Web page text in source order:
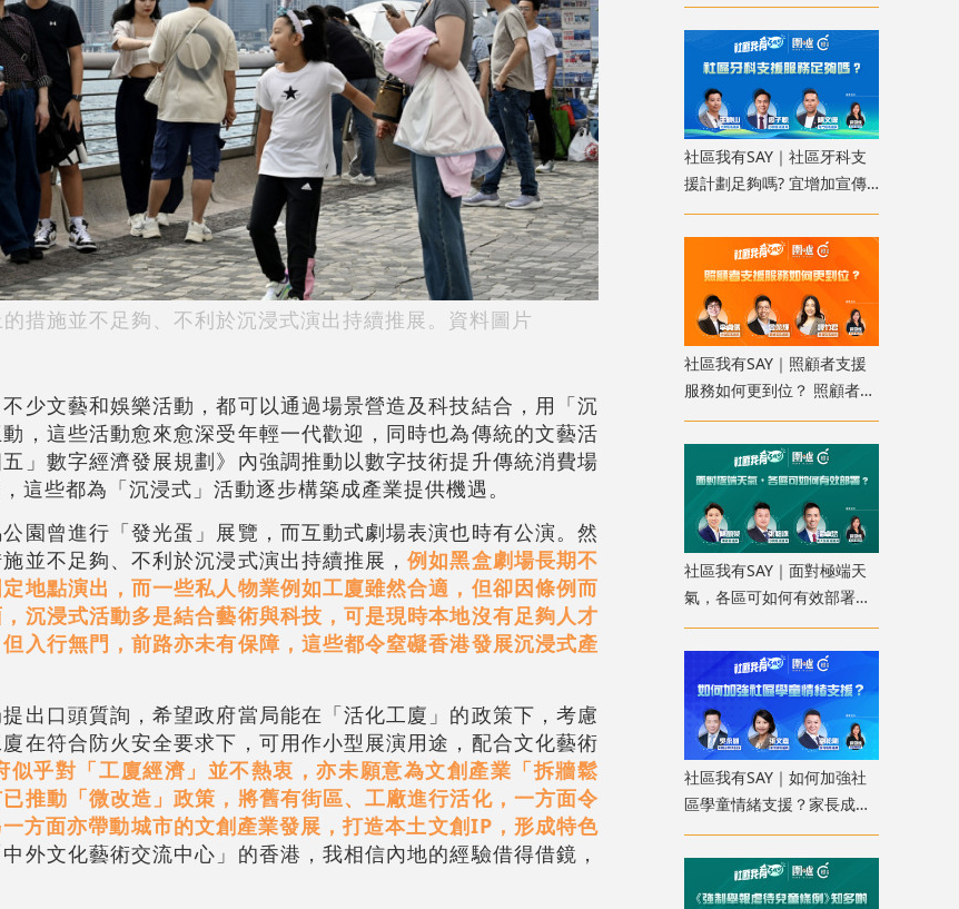
措施並不足夠、不利於沉浸式演出持續推展。資料圖片
少文藝和娛樂活動，都可以通過場景營造及科技結合，用「沉
，這些活動愈來愈深受年輕一代歡迎，同時也為傳統的文藝活
」數字經濟發展規劃》內強調推動以數字技術提升傳統消費場
這些都為「沉浸式」活動逐步構築成產業提供機遇。
園曾進行「發光蛋」展覽，而互動式劇場表演也時有公演。然
並不足夠、不利於沉浸式演出持續推展，例如黑盒劇場長期不
地點演出，而一些私人物業例如工廈雖然合適，但卻因條例而
沉浸式活動多是結合藝術與科技，可是現時本地沒有足夠人才
入行無門，前路亦未有保障，這些都令窒礙香港發展沉浸式產
出口頭質詢，希望政府當局能在「活化工廈」的政策下，考慮
在符合防火安全要求下，可用作小型展演用途，配合文化藝術
似乎對「工廈經濟」並不熱衷，亦未願意為文創產業「拆牆鬆
推動「微改造」政策，將舊有街區、工廠進行活化，一方面令
方面亦帶動城市的文創產業發展，打造本土文創IP，形成特色
外文化藝術交流中心」的香港，我相信內地的經驗借得借鏡，
社區我有SAY｜社區牙科支
援計劃足夠嗎? 宜增加宣傳
使更多人受惠
社區我有SAY｜照顧者支援
服務如何更到位？ 照顧者資
料庫讓服務更精準
社區我有SAY｜面對極端天
氣，各區可如何有效部署？
配合科技加強預報
社區我有SAY｜如何加強社
區學童情緒支援？家長成
「共行者」建價值觀教育